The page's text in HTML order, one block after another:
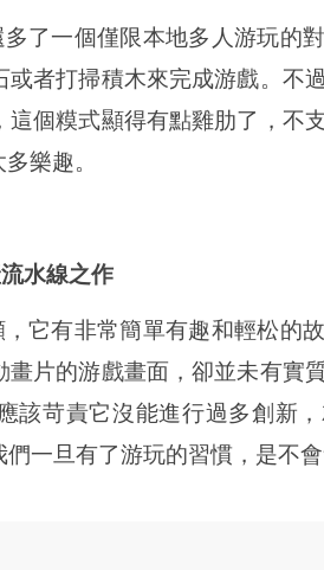
一個僅限本地多人游玩的對
者打掃積木來完成游戲。不
個糢式顯得有點雞肋了，不
樂趣。
水線之作
它有非常簡單有趣和輕松的
片的游戲畫面，卻並未有實
該苛責它沒能進行過多創新
一旦有了游玩的習慣，是不會